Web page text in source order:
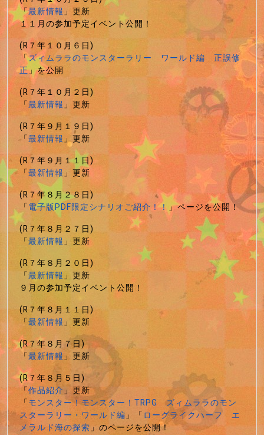
「最新情報」更新
１１月の参加予定イベント公開！
(R７年１０月６日)
「ズィムララのモンスターラリー ワールド編 正誤修
正」を公開
(R７年１０月２日)
「最新情報」更新
(R７年９月１９日)
「最新情報」更新
(R７年９月１１日)
「最新情報」更新
(R７年８月２８日)
「電子版PDF限定シナリオご紹介！！」ページを公開！
(R７年８月２７日)
「最新情報」更新
(R７年８月２０日)
「最新情報」更新
９月の参加予定イベント公開！
(R７年８月１１日)
「最新情報」更新
(R７年８月７日)
「最新情報」更新
(R７年８月５日)
「作品紹介」更新
「モンスター！モンスター！TRPG ズィムララのモン
スターラリー・ワールド編」「ローグライクハーフ エ
メラルド海の探索」のページを公開！